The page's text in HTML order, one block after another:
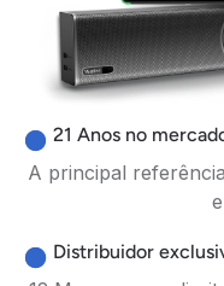
21 Anos no
A principal
Distribuidor